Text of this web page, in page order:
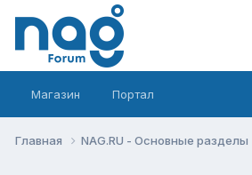
Магазин Портал
Главная NAG.RU - Основные разделы